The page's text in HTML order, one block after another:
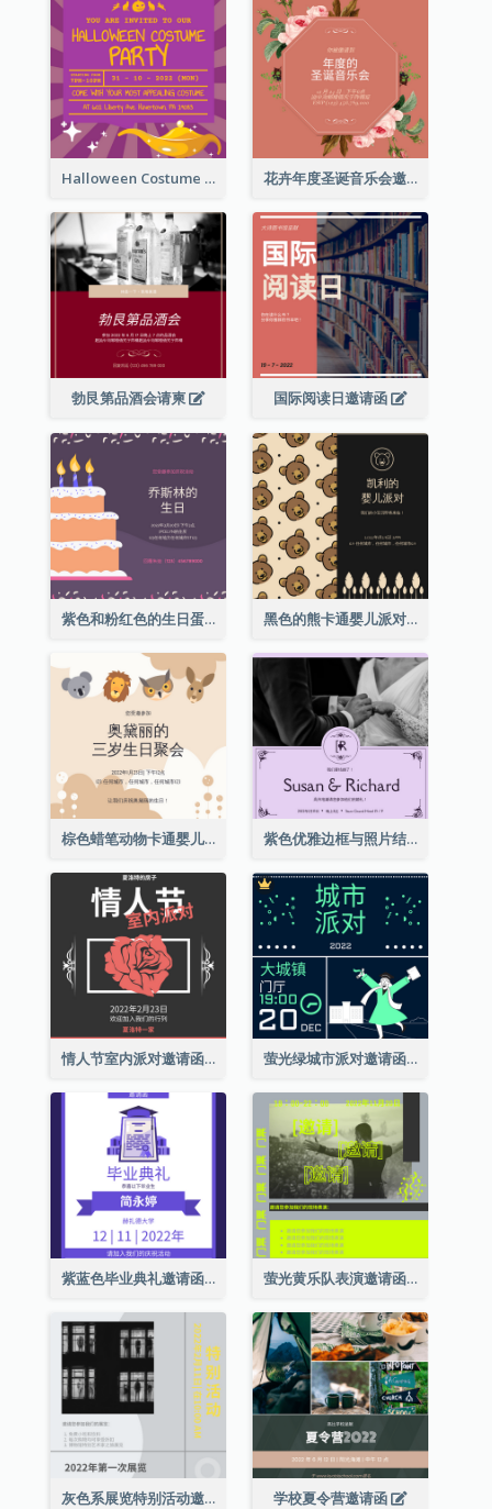
Halloween Costume Party Invitation 花卉年度圣诞音乐会邀请函
勃艮第品酒会请柬 国际阅读日邀请函
紫色和粉红色的生日蛋糕插图聚会请柬 黑色的熊卡通婴儿派对请柬
棕色蜡笔动物卡通婴儿生日邀请 紫色优雅边框与照片结婚请柬
情人节室内派对邀请函 萤光绿城市派对邀请函
紫蓝色毕业典礼邀请函 萤光黄乐队表演邀请函
灰色系展览特别活动邀请函 学校夏令营邀请函